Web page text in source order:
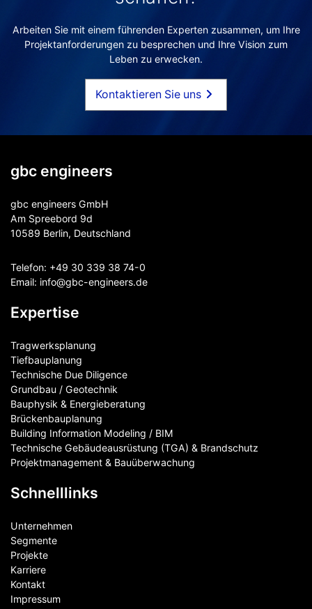
Arbeiten Sie mit einem führenden Experten zusammen, um Ihre
Projektanforderungen zu besprechen und Ihre Vision zum
Leben zu erwecken.
Kontaktieren Sie uns
gbc engineers
gbc engineers GmbH
Am Spreebord 9d
10589 Berlin, Deutschland
Telefon: +49 30 339 38 74-0
Email: info@gbc-engineers.de
Expertise
Tragwerksplanung
Tiefbauplanung
Technische Due Diligence
Grundbau / Geotechnik
Bauphysik & Energieberatung
Brückenbauplanung
Building Information Modeling / BIM
Technische Gebäudeausrüstung (TGA) & Brandschutz
Projektmanagement & Bauüberwachung
Schnelllinks
Unternehmen
Segmente
Projekte
Karriere
Kontakt
Impressum